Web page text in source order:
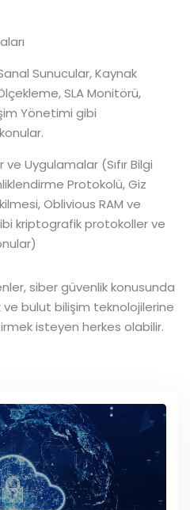
Sunucular, Kaynak
SLA Monitörü,
Yönetimi gibi
Uygulamalar (Sıfır Bilgi
Protokolü, Giz
Oblivious RAM ve
kriptografik protokoller ve
siber güvenlik konusunda
bulut bilişim teknolojilerine
isteyen herkes olabilir.